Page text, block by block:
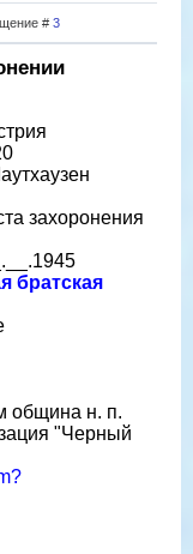
# 3
захоронения
братская
община н. п.
"Черный